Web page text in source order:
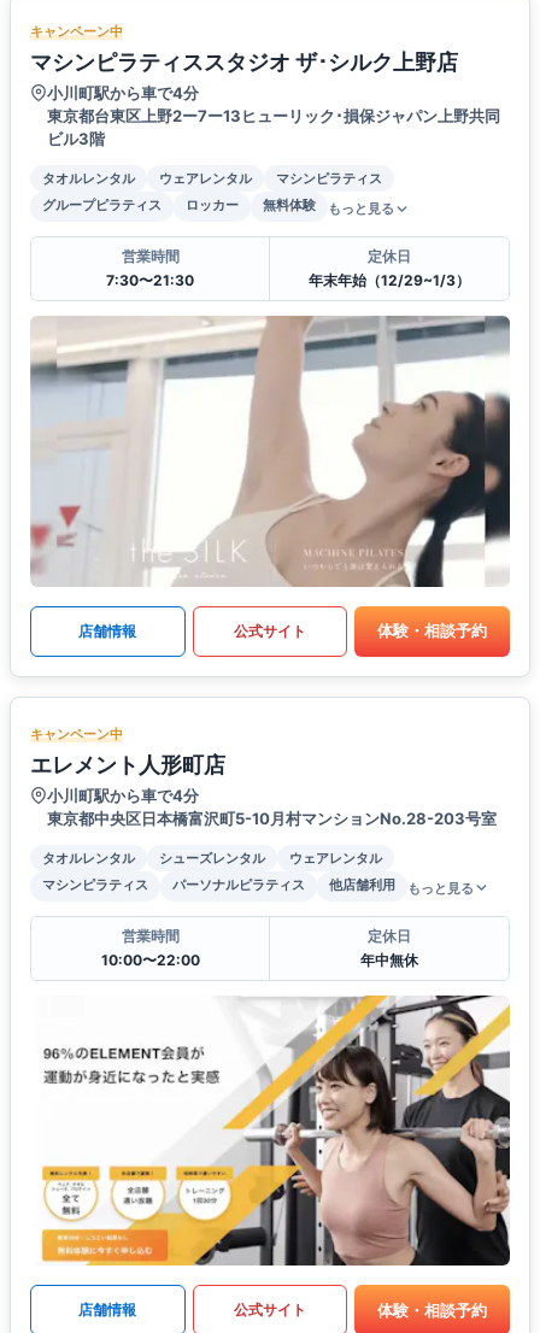
キャンペーン中
マシンピラティススタジオ ザ･シルク上野店
小川町駅から車で4分
東京都台東区上野2ー7ー13ヒューリック･損保ジャパン上野共同
ビル3階
タオルレンタル ウェアレンタル
マシンピラティス
グループピラティス
ロッカー 無料体験 もっと見る
営業時間
7:30〜21:30
定休日
年末年始（12/29~1/3）
店舗情報 公式サイト 体験・相談予約
キャンペーン中
エレメント人形町店
小川町駅から車で4分
東京都中央区日本橋富沢町5-10月村マンションNo.28-203号室
タオルレンタル シューズレンタル
ウェアレンタル
マシンピラティス
パーソナルピラティス 他店舗利用 もっと見る
営業時間
10:00〜22:00
定休日
年中無休
店舗情報 公式サイト 体験・相談予約